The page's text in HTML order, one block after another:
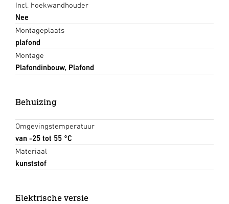
Incl. hoekwandhouder
Nee
Montageplaats
plafond
Montage
Plafondinbouw, Plafond
Behuizing
Omgevingstemperatuur
van -25 tot 55 °C
Materiaal
kunststof
Elektrische versie